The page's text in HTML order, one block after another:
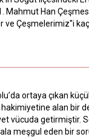
Han
Çeşmelerimiz''i
ortaya çıkan
hakimiyetine alan bir
getirmiştir.
meşgul eden bir